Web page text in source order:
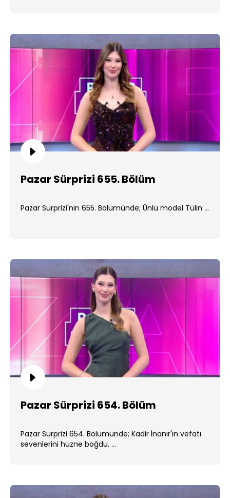
Pazar Sürprizi 655. Bölüm
Pazar Sürprizi'nin 655. Bölümünde; Ünlü model Tülin ...
Pazar Sürprizi 654. Bölüm
Pazar Sürprizi 654. Bölümünde; Kadir İnanır'ın vefatı
sevenlerini hüzne boğdu. ...